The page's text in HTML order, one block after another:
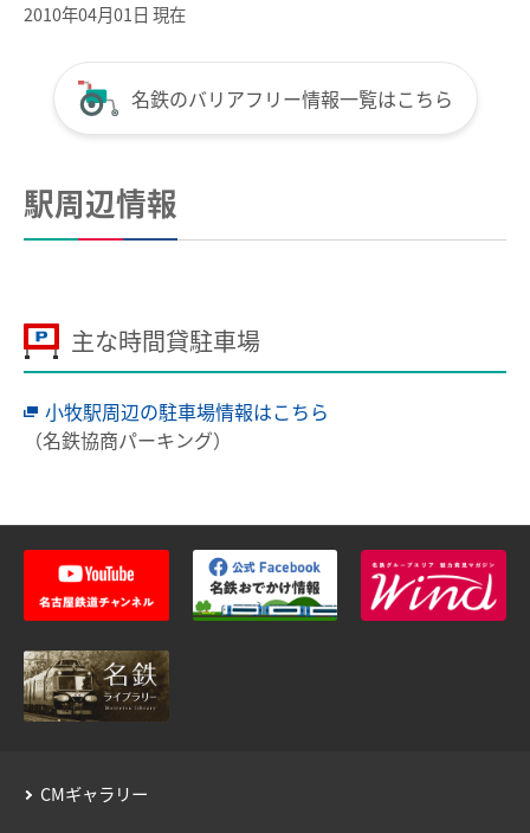
使えなくなったとき
券面文字が見えにくくなったとき
用語の説明
約款／manacaご利用ガイド
個人情報保護について
2010年04月01日 現在
名鉄のバリアフリー情報一覧はこちら
駅周辺情報
主な時間貸駐車場
小牧駅周辺の駐車場情報はこちら
（名鉄協商パーキング）
CMギャラリー